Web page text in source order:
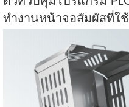
ทำงานหน้าจอสัมผัสที่ใ